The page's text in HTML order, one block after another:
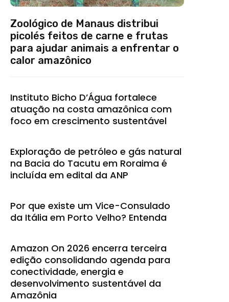
Zoológico de Manaus distribui
picolés feitos de carne e frutas
para ajudar animais a enfrentar o
calor amazônico
Instituto Bicho D’Água fortalece
atuação na costa amazônica com
foco em crescimento sustentável
Exploração de petróleo e gás natural
na Bacia do Tacutu em Roraima é
incluída em edital da ANP
Por que existe um Vice-Consulado
da Itália em Porto Velho? Entenda
Amazon On 2026 encerra terceira
edição consolidando agenda para
conectividade, energia e
desenvolvimento sustentável da
Amazônia